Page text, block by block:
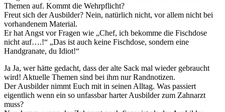
Themen auf. Kommt die Wehrpflicht?
Freut sich der Ausbilder? Nein, natürlich nicht, vor allem nicht bei
vorhandenem Material.
Er hat Angst vor Fragen wie „Chef, ich bekomme die Fischdose
nicht auf….!“ „Das ist auch keine Fischdose, sondern eine
Handgranate, du Idiot!“
Ja Ja, wer hätte gedacht, dass der alte Sack mal wieder gebraucht
wird! Aktuelle Themen sind bei ihm nur Randnotizen.
Der Ausbilder nimmt Euch mit in seinen Alltag. Was passiert
eigentlich wenn ein so unfassbar harter Ausbilder zum Zahnarzt
muss?